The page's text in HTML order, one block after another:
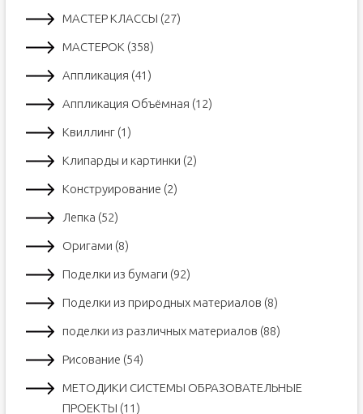
МАСТЕР КЛАССЫ (27)
МАСТЕРОК (358)
Аппликация (41)
Аппликация Объёмная (12)
Квиллинг (1)
Клипарды и картинки (2)
Конструирование (2)
Лепка (52)
Оригами (8)
Поделки из бумаги (92)
Поделки из природных материалов (8)
поделки из различных материалов (88)
Рисование (54)
МЕТОДИКИ СИСТЕМЫ ОБРАЗОВАТЕЛЬНЫЕ
ПРОЕКТЫ (11)